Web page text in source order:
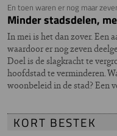
En toen waren er nog maar
Minder stadsdelen,
In mei is het dan zover. Een
waardoor er nog zeven
Doel is de slagkracht te
hoofdstad te verminderen.
woonbeleid in de stad? Een
KORT BESTEK